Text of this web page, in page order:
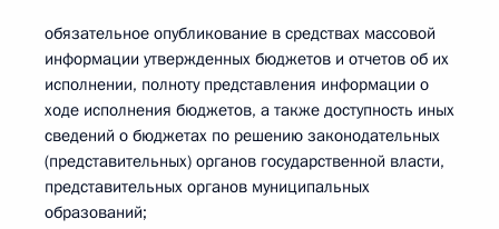
обязательное опубликование в средствах массовой
информации утвержденных бюджетов и отчетов об их
исполнении, полноту представления информации о
ходе исполнения бюджетов, а также доступность иных
сведений о бюджетах по решению законодательных
(представительных) органов государственной власти,
представительных органов муниципальных
образований;